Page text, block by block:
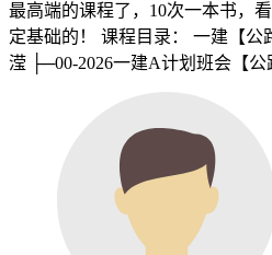
最高端的课程了，10次一本书，
定基础的！ 课程目录： 一建【公
滢 ├─00-2026一建A计划班会【公